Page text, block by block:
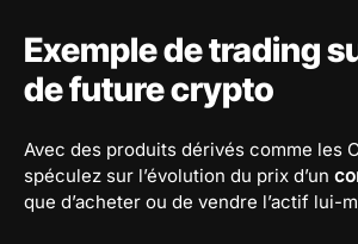
Exemple de trading
de future crypto
Avec des produits dérivés comme les
spéculez sur l’évolution du prix d’un
que d’acheter ou de vendre l’actif lui-